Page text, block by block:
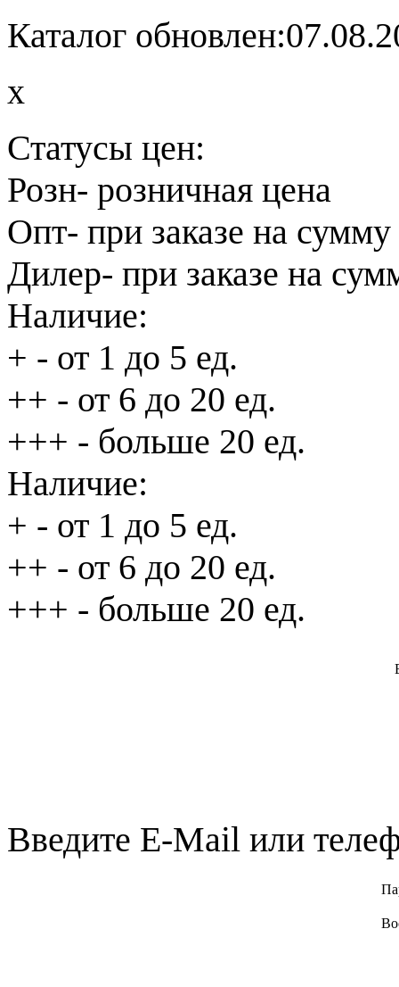
Каталог
x
Статусы цен:
Розн- розничная цена
Опт- при заказе на
Дилер- при заказе на
Наличие:
+ - от 1 до 5 ед.
++ - от 6 до 20 ед.
+++ - больше 20 ед.
Наличие:
+ - от 1 до 5 ед.
++ - от 6 до 20 ед.
+++ - больше 20 ед.
Введите E-Mail или